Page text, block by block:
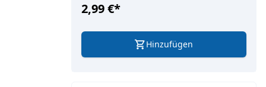
2,99 €*
Hinzufügen